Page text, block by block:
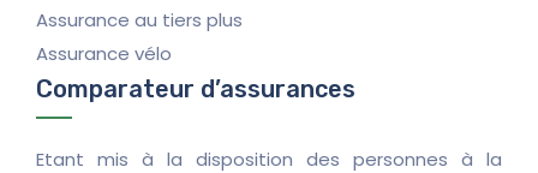
Assurance au tiers plus
Assurance vélo
Comparateur d’assurances
Etant mis à la disposition des personnes à la